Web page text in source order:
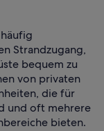
Strandzugang,
bequem zu
von privaten
die für
und oft mehrere
bieten.